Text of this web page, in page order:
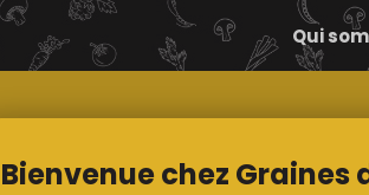
TOUS NOS
Qui
Bienvenue chez Graines